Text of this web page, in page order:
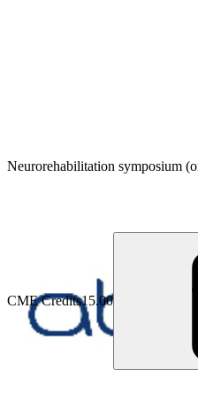
CME Credits15.00
Neurorehabilitation symposium